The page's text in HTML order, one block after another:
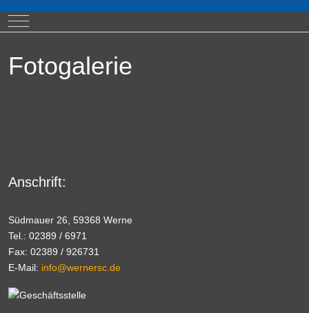
Mobile Menu Toggle
Fotogalerie
Anschrift:
Südmauer 26, 59368 Werne
Tel.: 02389 / 6971
Fax: 02389 / 926731
E-Mail: info@wernersc.de